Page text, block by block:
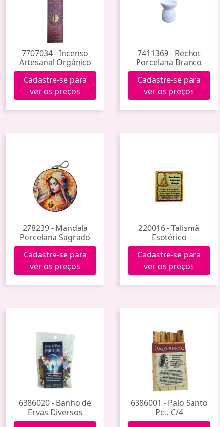
7707034 - Incenso
Artesanal Orgânico
(Pitanga) Noa
Cadastre-se para
ver os preços
7411369 - Rechot
Porcelana Branco
Yy012 (120)
Cadastre-se para
ver os preços
278239 - Mandala
Porcelana Sagrado
Coração de Maria
Tdecp-217
Cadastre-se para
ver os preços
220016 - Talismã
Esotérico
Cadastre-se para
ver os preços
6386020 - Banho de
Ervas Diversos
6386001 - Palo Santo
Pct. C/4